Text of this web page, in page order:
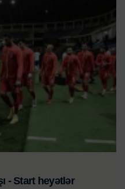
- Start heyətlər